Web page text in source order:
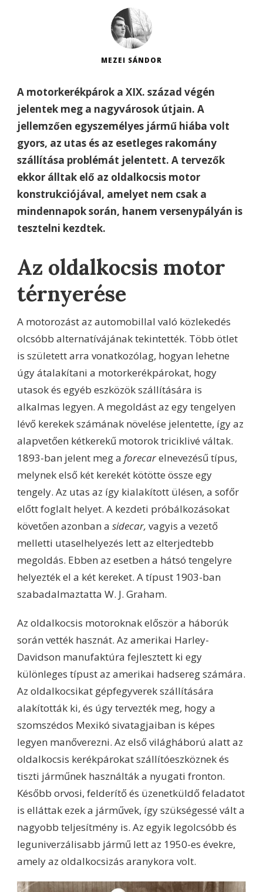
MEZEI SÁNDOR
A motorkerékpárok a XIX. század végén
jelentek meg a nagyvárosok útjain. A
jellemzően egyszemélyes jármű hiába volt
gyors, az utas és az esetleges rakomány
szállítása problémát jelentett. A tervezők
ekkor álltak elő az oldalkocsis motor
konstrukciójával, amelyet nem csak a
mindennapok során, hanem versenypályán is
tesztelni kezdtek.
Az oldalkocsis motor
térnyerése
A motorozást az automobillal való közlekedés
olcsóbb alternatívájának tekintették. Több ötlet
is született arra vonatkozólag, hogyan lehetne
úgy átalakítani a motorkerékpárokat, hogy
utasok és egyéb eszközök szállítására is
alkalmas legyen. A megoldást az egy tengelyen
lévő kerekek számának növelése jelentette, így az
alapvetően kétkerekű motorok triciklivé váltak.
1893-ban jelent meg a forecarelnevezésű típus,
melynek első két kerekét kötötte össze egy
tengely. Az utas az így kialakított ülésen, a sofőr
előtt foglalt helyet. A kezdeti próbálkozásokat
követően azonban a sidecar, vagyis a vezető
melletti utaselhelyezés lett az elterjedtebb
megoldás. Ebben az esetben a hátsó tengelyre
helyezték el a két kereket. A típust 1903-ban
szabadalmaztatta W. J. Graham.
Az oldalkocsis motoroknak először a háborúk
során vették hasznát. Az amerikai Harley-
Davidson manufaktúra fejlesztett ki egy
különleges típust az amerikai hadsereg számára.
Az oldalkocsikat gépfegyverek szállítására
alakították ki, és úgy tervezték meg, hogy a
szomszédos Mexikó sivatagjaiban is képes
legyen manőverezni. Az első világháború alatt az
oldalkocsis kerékpárokat szállítóeszköznek és
tiszti járműnek használták a nyugati fronton.
Később orvosi, felderítő és üzenetküldő feladatot
is elláttak ezek a járművek, így szükségessé vált a
nagyobb teljesítmény is. Az egyik legolcsóbb és
leguniverzálisabb jármű lett az 1950-es évekre,
amely az oldalkocsizás aranykora volt.